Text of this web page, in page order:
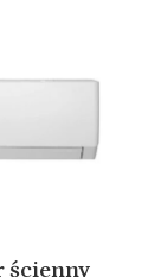
ścienny